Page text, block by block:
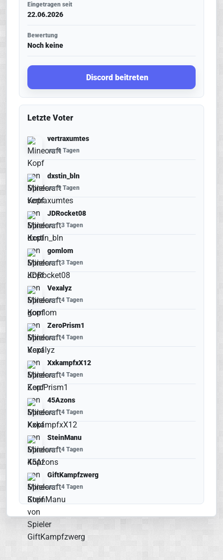
Eingetragen seit
22.06.2026
Bewertung
Noch keine
Discord beitreten
Letzte Voter
vertraxumtes
vor 6 Tagen
dxstin_bln
vor 9 Tagen
JDRocket08
vor 13 Tagen
gomlom
vor 13 Tagen
Vexalyz
vor 14 Tagen
ZeroPrism1
vor 14 Tagen
XxkampfxX12
vor 14 Tagen
45Azons
vor 14 Tagen
SteinManu
vor 14 Tagen
GiftKampfzwerg
vor 14 Tagen